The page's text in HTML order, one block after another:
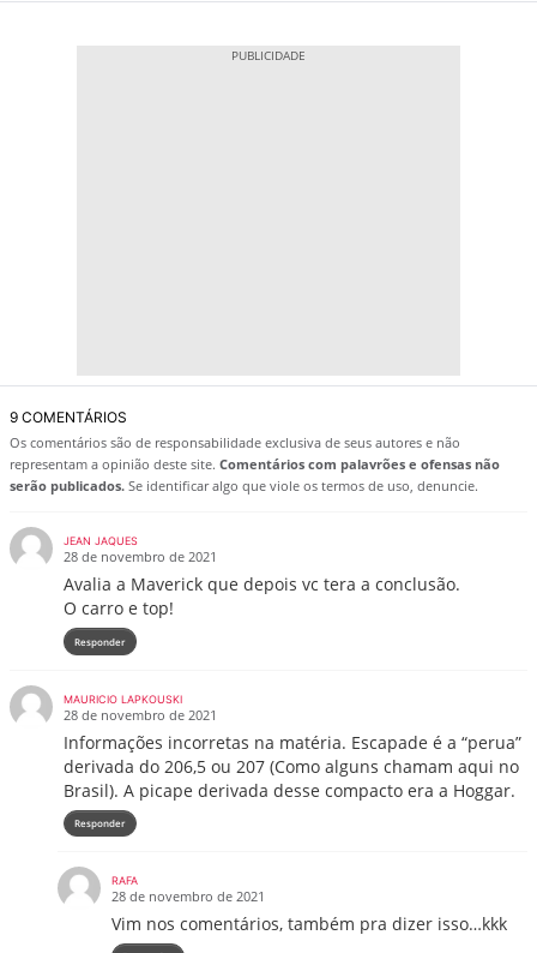
9 COMENTÁRIOS
Os comentários são de responsabilidade exclusiva de seus autores e não
representam a opinião deste site. Comentários com palavrões e ofensas não
serão publicados. Se identificar algo que viole os termos de uso, denuncie.
JEAN JAQUES
28 de novembro de 2021
Avalia a Maverick que depois vc tera a conclusão.
O carro e top!
Responder
MAURICIO LAPKOUSKI
28 de novembro de 2021
Informações incorretas na matéria. Escapade é a “perua”
derivada do 206,5 ou 207 (Como alguns chamam aqui no
Brasil). A picape derivada desse compacto era a Hoggar.
Responder
RAFA
28 de novembro de 2021
Vim nos comentários, também pra dizer isso…kkk